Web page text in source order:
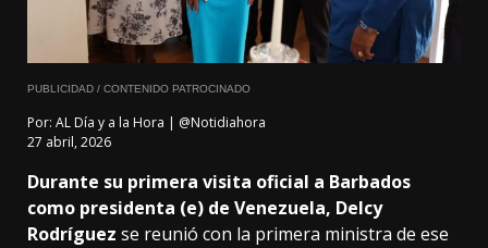
PUBLICIDAD / CONTENIDO PATROCINADO
Por: AL Día y a la Hora | @Notidiahora
27 abril, 2026
Durante su primera visita oficial a Barbados
como presidenta (e) de Venezuela, Delcy
Rodríguez se reunió con la primera ministra de ese